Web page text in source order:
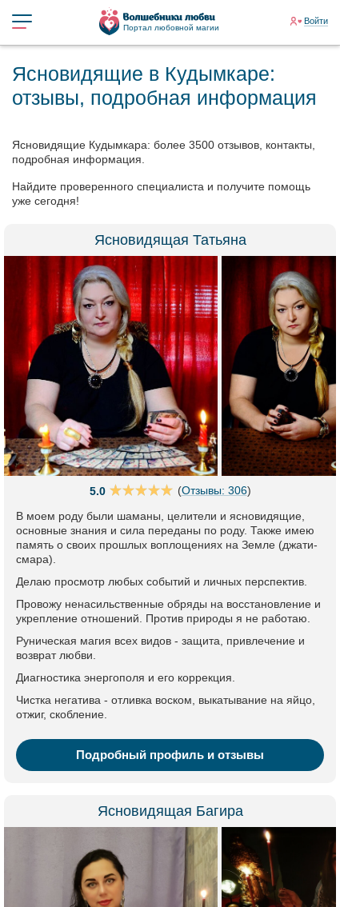
Портал любовной магии
Войти
Ясновидящие в Кудымкаре:
отзывы, подробная информация
Ясновидящие Кудымкара: более 3500 отзывов, контакты,
подробная информация.
Найдите проверенного специалиста и получите помощь
уже сегодня!
Ясновидящая Татьяна
5.0 (Отзывы: 306)
В моем роду были шаманы, целители и ясновидящие,
основные знания и сила переданы по роду. Также имею
память о своих прошлых воплощениях на Земле (джати-
смара).
Делаю просмотр любых событий и личных перспектив.
Провожу ненасильственные обряды на восстановление и
укрепление отношений. Против природы я не работаю.
Руническая магия всех видов - защита, привлечение и
возврат любви.
Диагностика энергополя и его коррекция.
Чистка негатива - отливка воском, выкатывание на яйцо,
отжиг, скобление.
Подробный профиль и отзывы
Ясновидящая Багира